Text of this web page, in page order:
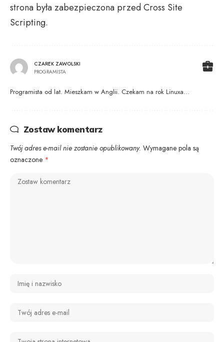
strona była zabezpieczona przed Cross Site
Scripting.
CZAREK ZAWOLSKI
PROGRAMISTA
Programista od lat. Mieszkam w Anglii. Czekam na rok Linuxa...
Zostaw komentarz
Twój adres e-mail nie zostanie opublikowany. Wymagane pola są
oznaczone *